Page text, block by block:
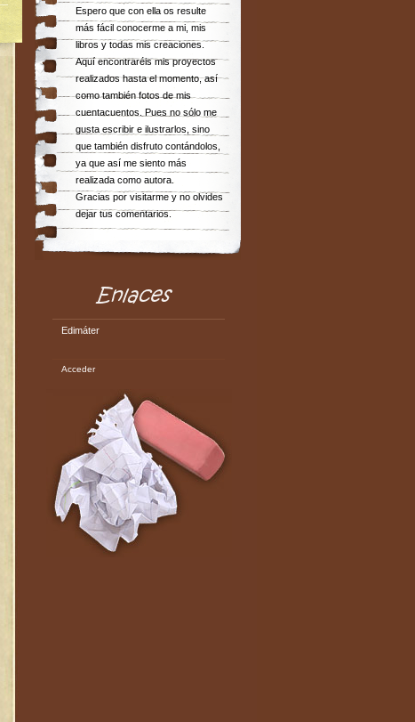
Espero que con ella os resulte
más fácil conocerme a mi, mis
libros y todas mis creaciones.
Aquí encontraréis mis proyectos
realizados hasta el momento, así
como también fotos de mis
cuentacuentos. Pues no sólo me
gusta escribir e ilustrarlos, sino
que también disfruto contándolos,
ya que así me siento más
realizada como autora.
Gracias por visitarme y no olvides
dejar tus comentarios.
Edimáter
Acceder